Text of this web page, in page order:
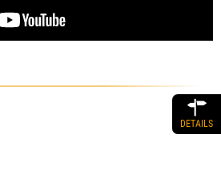
DETAILS